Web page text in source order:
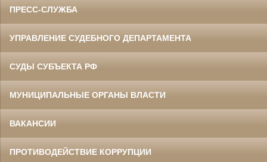
ПРЕСС-СЛУЖБА
УПРАВЛЕНИЕ СУДЕБНОГО ДЕПАРТАМЕНТА
СУДЫ СУБЪЕКТА РФ
МУНИЦИПАЛЬНЫЕ ОРГАНЫ ВЛАСТИ
ВАКАНСИИ
ПРОТИВОДЕЙСТВИЕ КОРРУПЦИИ